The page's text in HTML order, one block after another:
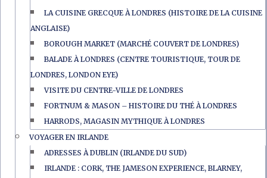
LA CUISINE GRECQUE À LONDRES (HISTOIRE DE LA CUISINE
ANGLAISE)
BOROUGH MARKET (MARCHÉ COUVERT DE LONDRES)
BALADE À LONDRES (CENTRE TOURISTIQUE, TOUR DE
LONDRES, LONDON EYE)
VISITE DU CENTRE-VILLE DE LONDRES
FORTNUM & MASON – HISTOIRE DU THÉ À LONDRES
HARRODS, MAGASIN MYTHIQUE À LONDRES
VOYAGER EN IRLANDE
ADRESSES À DUBLIN (IRLANDE DU SUD)
IRLANDE : CORK, THE JAMESON EXPERIENCE, BLARNEY,